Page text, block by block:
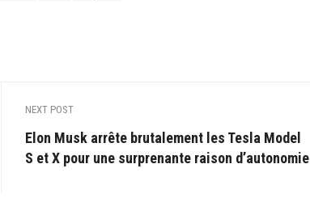
NEXT POST
Elon Musk arrête brutalement les Tesla Model
S et X pour une surprenante raison d’autonomie